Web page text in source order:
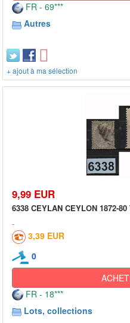
FR - 69***
Autres
+ ajout à ma sélection
9,99 EUR
6338 CEYLAN CEYLON 1872-
3,39 EUR
0
FR - 18***
Lots, collections